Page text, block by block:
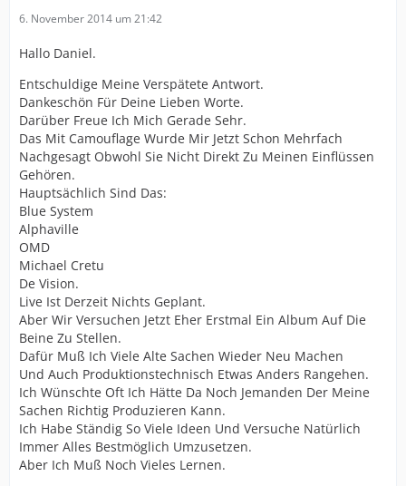
6. November 2014 um 21:42
Hallo Daniel.
Entschuldige Meine Verspätete Antwort.
Dankeschön Für Deine Lieben Worte.
Darüber Freue Ich Mich Gerade Sehr.
Das Mit Camouflage Wurde Mir Jetzt Schon Mehrfach
Nachgesagt Obwohl Sie Nicht Direkt Zu Meinen Einflüssen
Gehören.
Hauptsächlich Sind Das:
Blue System
Alphaville
OMD
Michael Cretu
De Vision.
Live Ist Derzeit Nichts Geplant.
Aber Wir Versuchen Jetzt Eher Erstmal Ein Album Auf Die
Beine Zu Stellen.
Dafür Muß Ich Viele Alte Sachen Wieder Neu Machen
Und Auch Produktionstechnisch Etwas Anders Rangehen.
Ich Wünschte Oft Ich Hätte Da Noch Jemanden Der Meine
Sachen Richtig Produzieren Kann.
Ich Habe Ständig So Viele Ideen Und Versuche Natürlich
Immer Alles Bestmöglich Umzusetzen.
Aber Ich Muß Noch Vieles Lernen.